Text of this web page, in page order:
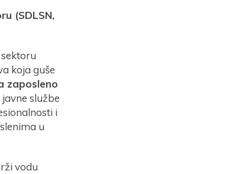
(SDLSN,
koja guše
zaposleno
službe
i
u
vodu